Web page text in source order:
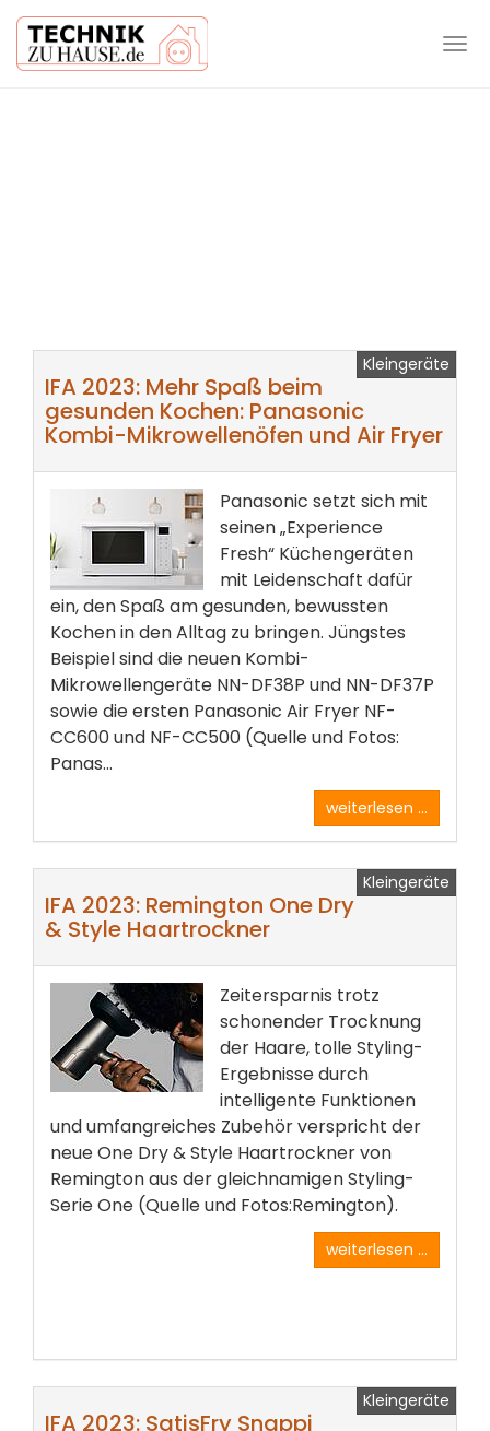
Kleingeräte
IFA 2023: Mehr Spaß beim
gesunden Kochen: Panasonic
Kombi-Mikrowellenöfen und Air Fryer
Panasonic setzt sich mit
seinen „Experience
Fresh“ Küchengeräten
mit Leidenschaft dafür
ein, den Spaß am gesunden, bewussten
Kochen in den Alltag zu bringen. Jüngstes
Beispiel sind die neuen Kombi-
Mikrowellengeräte NN-DF38P und NN-DF37P
sowie die ersten Panasonic Air Fryer NF-
CC600 und NF-CC500 (Quelle und Fotos:
Panas...
weiterlesen ...
Kleingeräte
IFA 2023: Remington One Dry
& Style Haartrockner
Zeitersparnis trotz
schonender Trocknung
der Haare, tolle Styling-
Ergebnisse durch
intelligente Funktionen
und umfangreiches Zubehör verspricht der
neue One Dry & Style Haartrockner von
Remington aus der gleichnamigen Styling-
Serie One (Quelle und Fotos:Remington).
weiterlesen ...
Kleingeräte
IFA 2023: SatisFry Snappi